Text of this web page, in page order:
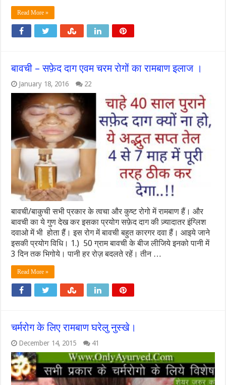
Read More »
बावची – सफ़ेद दाग एवम चरम रोगों का रामबाण इलाज ।
January 18, 2016 22
बावची/बाकुची सभी प्रकार के त्वचा और कुष्ट रोगो में रामबाण हैं। और
बावची का ये गुण देख कर इसका प्रयोग सफ़ेद दाग की ज़्यादातर इंग्लिश
दवाओ में भी होता हैं। इस रोग में बावची बहुत कारगर दवा हैं। आइये जाने
इसकी प्रयोग विधि। 1.) 50 ग्राम बावची के बीज लीजिये इनको पानी में
3 दिन तक भिगोये। पानी हर रोज़ बदलते रहें। तीन …
Read More »
चर्मरोग के लिए रामबाण घरेलु नुस्खे।
December 14, 2015 41